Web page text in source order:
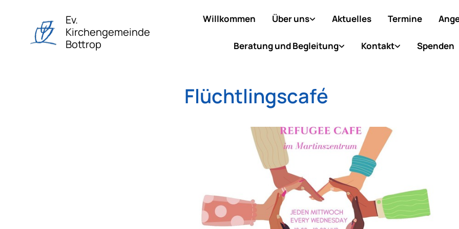
Ev.
Kirchengemeinde
Bottrop
Willkommen Über uns Aktuelles Termine
Beratung und Begleitung Kontakt Spenden
Flüchtlingscafé